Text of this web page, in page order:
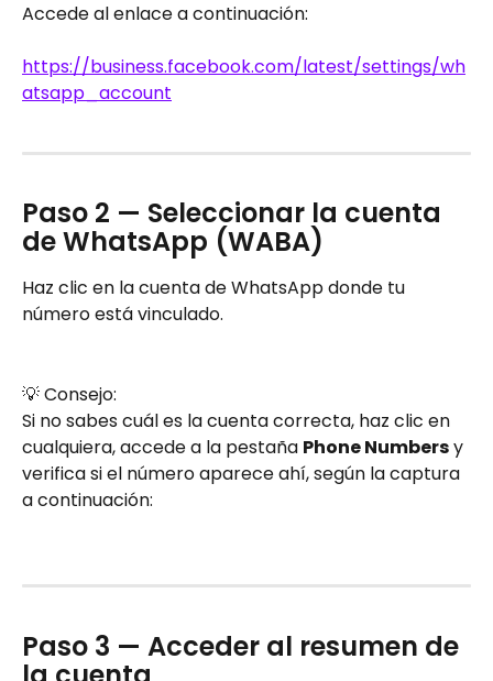
Accede al enlace a continuación:
https://business.facebook.com/latest/settings/wh
atsapp_account
Paso 2 — Seleccionar la cuenta
de WhatsApp (WABA)
Haz clic en la cuenta de WhatsApp donde tu
número está vinculado.
💡 Consejo:
Si no sabes cuál es la cuenta correcta, haz clic en
cualquiera, accede a la pestaña Phone Numbers y
verifica si el número aparece ahí, según la captura
a continuación:
Paso 3 — Acceder al resumen de